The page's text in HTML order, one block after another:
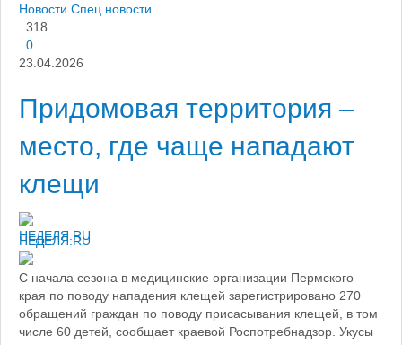
Новости Спец новости
318
0
23.04.2026
Придомовая территория –
место, где чаще нападают
клещи
НЕДЕЛЯ.RU
С начала сезона в медицинские организации Пермского
края по поводу нападения клещей зарегистрировано 270
обращений граждан по поводу присасывания клещей, в том
числе 60 детей, сообщает краевой Роспотребнадзор. Укусы